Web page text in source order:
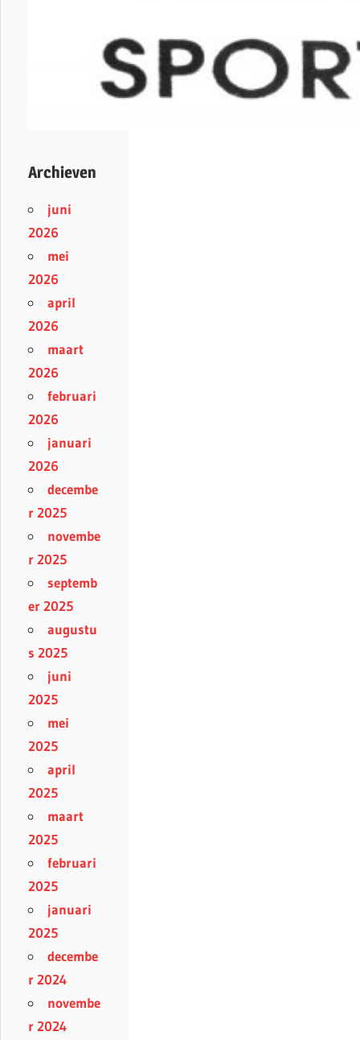
Archieven
juni
2026
mei
2026
april
2026
maart
2026
februari
2026
januari
2026
decembe
r 2025
novembe
r 2025
septemb
er 2025
augustu
s 2025
juni
2025
mei
2025
april
2025
maart
2025
februari
2025
januari
2025
decembe
r 2024
novembe
r 2024